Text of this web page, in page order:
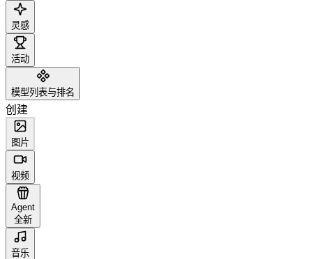
灵感
活动
模型列表与排名
创建
图片
视频
Agent
全新
音乐